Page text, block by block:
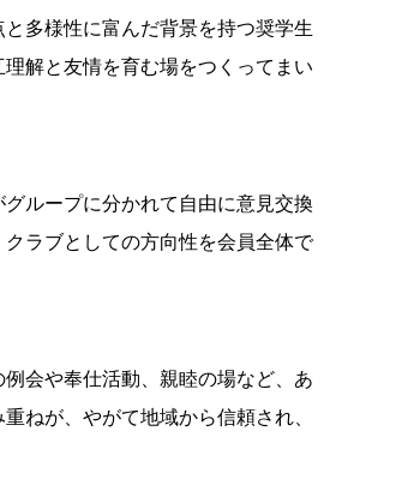
多様性に富んだ背景を持つ奨学生
解と友情を育む場をつくってまい
ループに分かれて自由に意見交換
ラブとしての方向性を会員全体で
会や奉仕活動、親睦の場など、あ
ねが、やがて地域から信頼され、